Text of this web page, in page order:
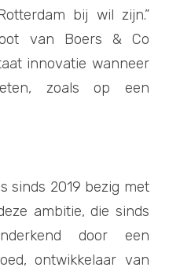
bij wil zijn.”
van Boers & Co
innovatie wanneer
zoals op een
sinds 2019 bezig met
ambitie, die sinds
door een
ontwikkelaar van